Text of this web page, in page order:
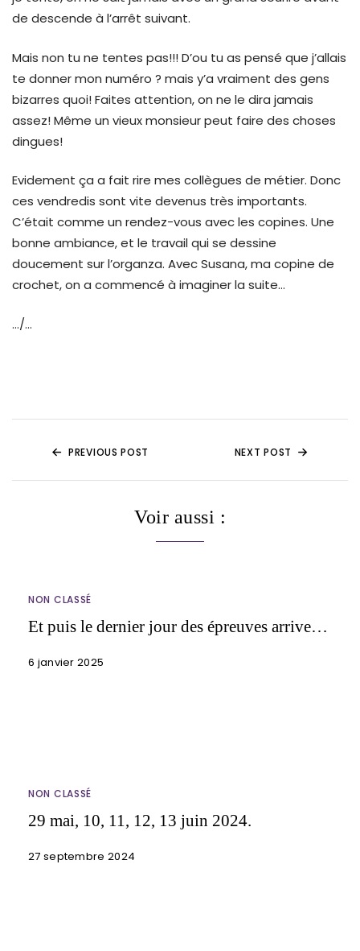
de descende à l’arrêt suivant.
Mais non tu ne tentes pas!!! D’ou tu as pensé que j’allais
te donner mon numéro ? mais y’a vraiment des gens
bizarres quoi! Faites attention, on ne le dira jamais
assez! Même un vieux monsieur peut faire des choses
dingues!
Evidement ça a fait rire mes collègues de métier. Donc
ces vendredis sont vite devenus très importants.
C’était comme un rendez-vous avec les copines. Une
bonne ambiance, et le travail qui se dessine
doucement sur l’organza. Avec Susana, ma copine de
crochet, on a commencé à imaginer la suite…
…/…
PREVIOUS POST NEXT POST
Voir aussi :
NON CLASSÉ
Et puis le dernier jour des épreuves arrive…
6 janvier 2025
NON CLASSÉ
29 mai, 10, 11, 12, 13 juin 2024.
27 septembre 2024